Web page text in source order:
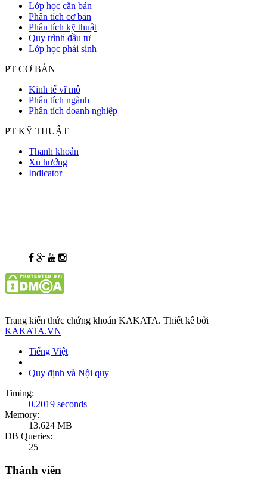
Lớp học căn bản
Phân tích cơ bản
Phân tích kỹ thuật
Quy trình đầu tư
Lớp học phái sinh
PT CƠ BẢN
Kinh tế vĩ mô
Phân tích ngành
Phân tích doanh nghiệp
PT KỸ THUẬT
Thanh khoản
Xu hướng
Indicator
Trang kiến thức chứng khoán KAKATA. Thiết kế bởi
KAKATA.VN
Tiếng Việt
Quy định và Nội quy
Timing:
0.2019 seconds
Memory:
13.624 MB
DB Queries:
25
Thành viên